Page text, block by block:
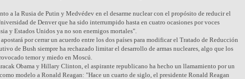
a la Rusia de Putin y Medvédev en el desarme nuclear con el propósito de reducir el
de Denver que ha sido interrumpido hasta en cuatro ocasiones por voces
y Estados Unidos ya no son enemigos mortales".
por cerrar un acuerdo entre los dos países para modificar el Tratado de Reducción
de Bush siempre ha rechazado limitar el desarrollo de armas nucleares, algo que los
temor y miedo en Moscú.
Obama y Hillary Clinton, el aspirante republicano ha hecho un llamamiento por un
modelo a Ronald Reagan: "Hace un cuarto de siglo, el presidente Ronald Reagan